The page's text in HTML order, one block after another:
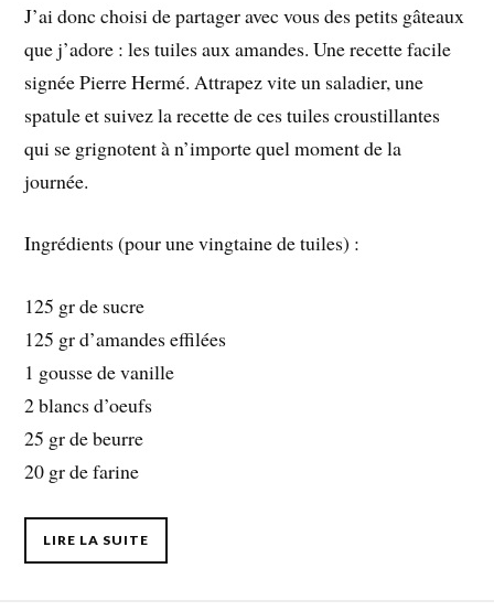
J’ai donc choisi de partager avec vous des petits gâteaux
que j’adore : les tuiles aux amandes. Une recette facile
signée Pierre Hermé. Attrapez vite un saladier, une
spatule et suivez la recette de ces tuiles croustillantes
qui se grignotent à n’importe quel moment de la
journée.
Ingrédients (pour une vingtaine de tuiles) :
125 gr de sucre
125 gr d’amandes effilées
1 gousse de vanille
2 blancs d’oeufs
25 gr de beurre
20 gr de farine
LIRE LA SUITE